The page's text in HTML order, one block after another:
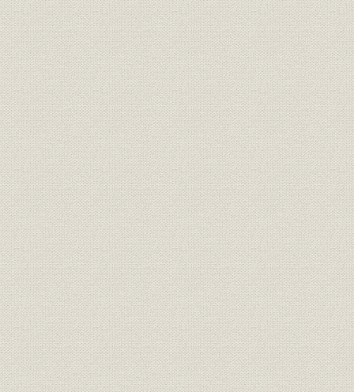
1 石油エネルギー時代の到来とその後の情勢変化
2 石油ショック後の主要消費国の対応
3 脱石油時代に向けてのわが国の対応
4 電気事業の脱石油への取組み
第1章 経営の基本方針
1 経営方針・方策の変遷
1. 経営の四大基本方針
2. 経営内部体制の刷新方策
3. 経営刷新方策
4. 経営効率化の方策
5. 緊急事態への諸対策
6. 経営改革の推進